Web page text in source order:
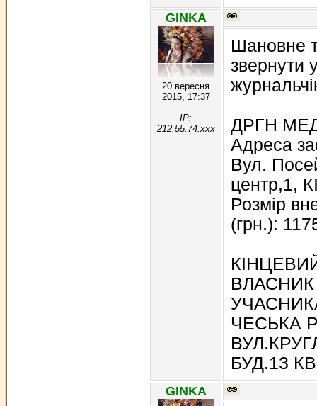
GINKA
20 вересня
2015, 17:37
IP:
212.55.74.xxx
Шановне
звернути
ДРГН
Адреса
Вул.
центр,1,
Розмір
(грн.):
ЧЕСЬКА
БУД.13
GINKA